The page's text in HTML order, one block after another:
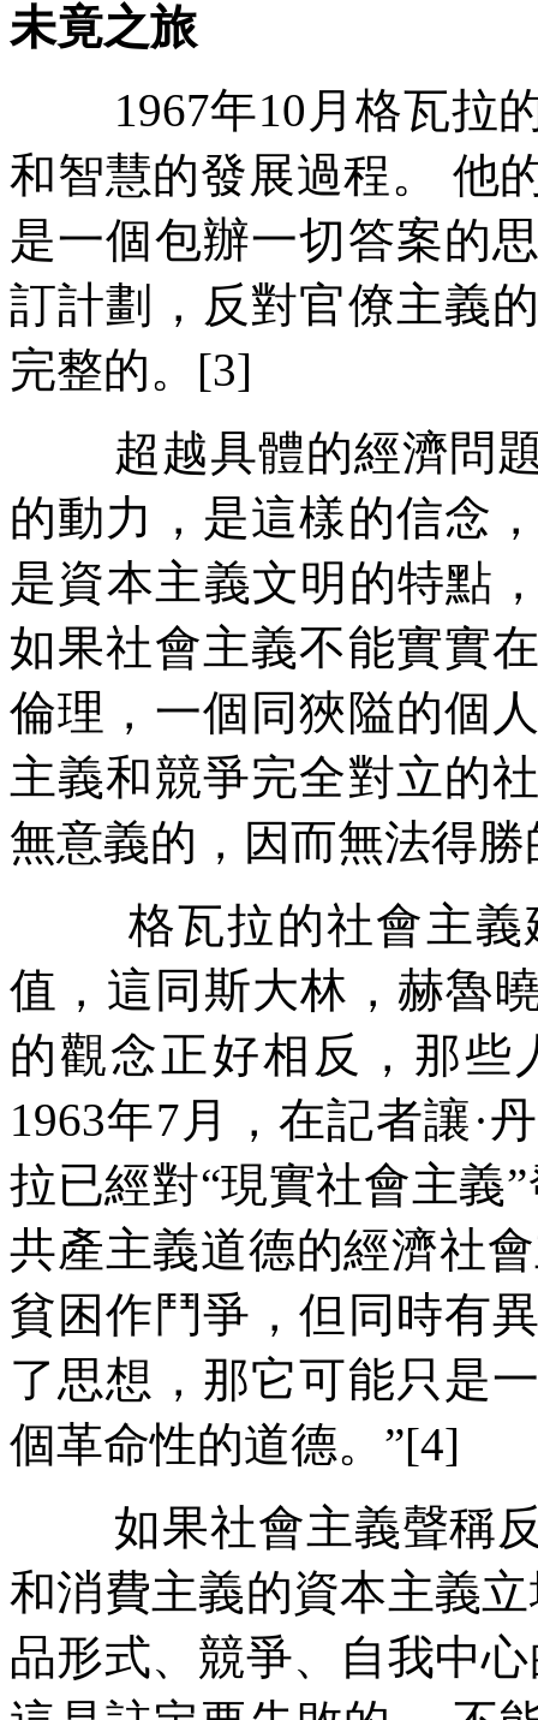
未竟之旅
1967年10 月格瓦拉
和智慧的發展過程。
他
是一個包辦一切答案的
訂計劃，反對官僚主義
完整的。 [3]
超越具體的經濟問
的動力，是這樣的信念
是資本主義文明的特點
如果社會主義不能實實
倫理，一個同狹隘的個
主義和競爭完全對立的
無意義的，因而無法得勝
格瓦拉的社會主
值，這同斯大林，赫魯
的觀念正好相反，那些
1963年7 月，在記者讓·
拉已經對“現實社會主義”
共產主義道德的經濟社
貧困作鬥爭，但同時有
了思想，那它可能只是
個革命性的道德。 ”[4]
如果社會主義聲稱
和消費主義的資本主義
品形式、競爭、自我中